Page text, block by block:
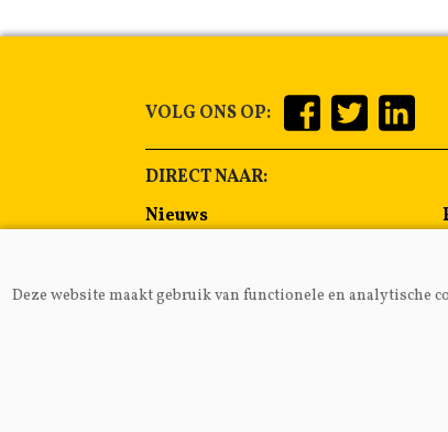
VOLG ONS OP:
DIRECT NAAR:
Nieuws
Gezondheid
Deze website maakt gebruik van functionele en analytische